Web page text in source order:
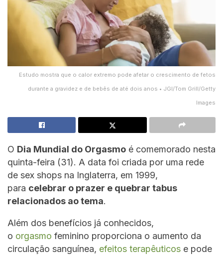
Estudo mostra que o calor extremo pode afetar o crescimento de fetos
durante a gravidez e de bebês de até dois anos • JGI/Tom Grill/Getty
Images
O Dia Mundial do Orgasmo é comemorado nesta
quinta-feira (31). A data foi criada por uma rede
de sex shops na Inglaterra, em 1999,
para celebrar o prazer e quebrar tabus
relacionados ao tema.
Além dos benefícios já conhecidos,
o orgasmo feminino proporciona o aumento da
circulação sanguínea, efeitos terapêuticos e pode